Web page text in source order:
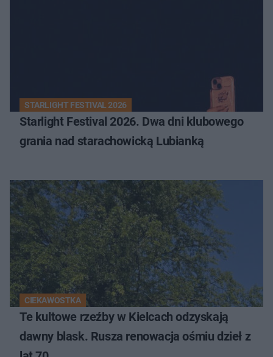
STARLIGHT FESTIVAL 2026
Starlight Festival 2026. Dwa dni klubowego
grania nad starachowicką Lubianką
CIEKAWOSTKA
Te kultowe rzeźby w Kielcach odzyskają
dawny blask. Rusza renowacja ośmiu dzieł z